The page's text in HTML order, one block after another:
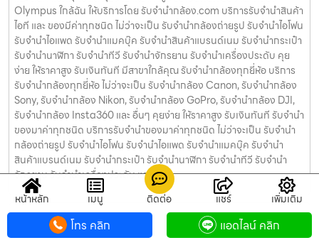
Olympus ใกล้ฉัน ให้บริการโดย รับจํานํากล้อง.com บริการรับจํานําสินค้า
ไอที และ ของมีค่าทุกชนิด ไม่ว่าจะเป็น รับจํานํากล้องถ่ายรูป รับจํานําไอโฟน
รับจํานําไอแพด รับจํานําแมคบุ๊ค รับจํานําสินค้าแบรนด์เนม รับจํานํากระเป๋า
รับจํานํานาฬิกา รับจํานําทีวี รับจํานําจักรยาน รับจํานําเครื่องประดับ คุย
ง่าย ให้ราคาสูง รับเงินทันที มีสาขาใกล้คุณ รับจำนำกล้องทุกยี่ห้อ บริการ
รับจำนำกล้องทุกยี่ห้อ ไม่ว่าจะเป็น รับจำนำกล้อง Canon, รับจำนำกล้อง
Sony, รับจำนำกล้อง Nikon, รับจำนำกล้อง GoPro, รับจำนำกล้อง DJI,
รับจำนำกล้อง Insta360 และ อื่นๆ คุยง่าย ให้ราคาสูง รับเงินทันที รับจำนำ
ของมาค่าทุกชนิด บริการรับจำนำของมาค่าทุกชนิด ไม่ว่าจะเป็น รับจํานํา
กล้องถ่ายรูป รับจํานําไอโฟน รับจํานําไอแพด รับจํานําแมคบุ๊ค รับจํานํา
สินค้าแบรนด์เนม รับจํานํากระเป๋า รับจํานํานาฬิกา รับจํานําทีวี รับจํานํา
จักรยาน รับจํานําเครื่องประดับ และ อื่นๆ
รับจำนำกล้อง GoPro ใกล้ฉัน รับจํานํากล้อง และ
สินค้าไอทีทุกชนิด คุยง่าย ให้ราคาสูง
หน้าหลัก เมนู ติดต่อ แชร์ เพิ่มเติม
โทร คลิก แอดไลน์ คลิก